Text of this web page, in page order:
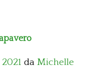
da Michelle